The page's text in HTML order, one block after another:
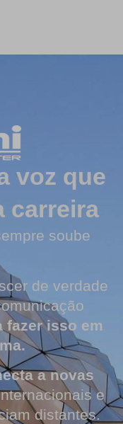
voz que
carreira
soube
de verdade
fazer isso em
a novas
e
distantes.